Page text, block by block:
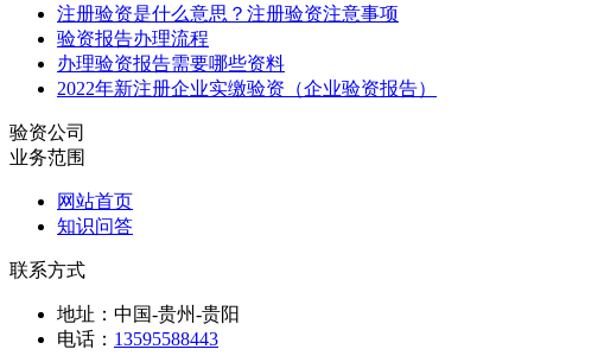
注册验资是什么意思？注册验资注意事项
验资报告办理流程
办理验资报告需要哪些资料
2022年新注册企业实缴验资（企业验资报告）
验资公司
业务范围
网站首页
知识问答
联系方式
地址：中国-贵州-贵阳
电话： 13595588443